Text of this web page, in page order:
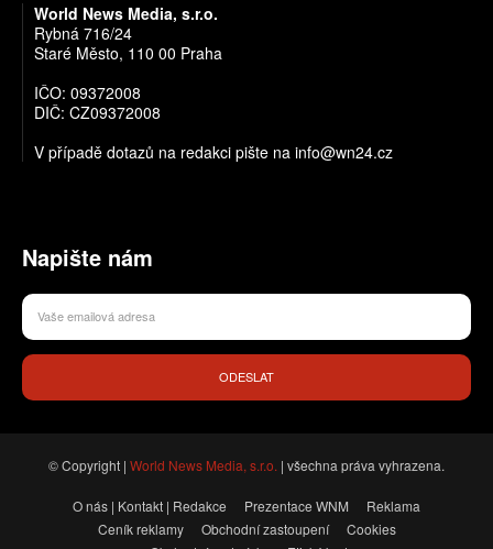
World News Media, s.r.o.
Rybná 716/24
Staré Město, 110 00 Praha
IČO: 09372008
DIČ: CZ09372008
V případě dotazů na redakci pište na info@wn24.cz
Napište nám
ODESLAT
© Copyright | World News Media, s.r.o. | všechna práva vyhrazena.
O nás | Kontakt | Redakce Prezentace WNM
Reklama
Ceník reklamy
Obchodní zastoupení
Cookies